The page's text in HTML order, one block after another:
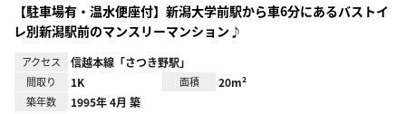
【駐車場有・温水便座付】新潟大学前駅から車6分にあるバストイ
レ別新潟駅前のマンスリーマンション♪
アクセス 信越本線「さつき野駅」
間取り 1K 面積 20m²
築年数 1995年 4月 築